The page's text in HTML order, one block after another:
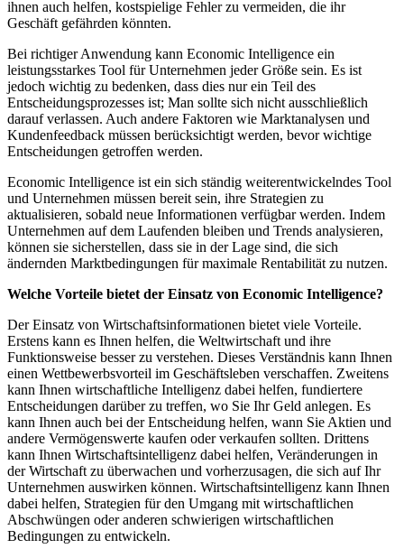
ihnen auch helfen, kostspielige Fehler zu vermeiden, die ihr
Geschäft gefährden könnten.
Bei richtiger Anwendung kann Economic Intelligence ein
leistungsstarkes Tool für Unternehmen jeder Größe sein. Es ist
jedoch wichtig zu bedenken, dass dies nur ein Teil des
Entscheidungsprozesses ist; Man sollte sich nicht ausschließlich
darauf verlassen. Auch andere Faktoren wie Marktanalysen und
Kundenfeedback müssen berücksichtigt werden, bevor wichtige
Entscheidungen getroffen werden.
Economic Intelligence ist ein sich ständig weiterentwickelndes Tool
und Unternehmen müssen bereit sein, ihre Strategien zu
aktualisieren, sobald neue Informationen verfügbar werden. Indem
Unternehmen auf dem Laufenden bleiben und Trends analysieren,
können sie sicherstellen, dass sie in der Lage sind, die sich
ändernden Marktbedingungen für maximale Rentabilität zu nutzen.
Welche Vorteile bietet der Einsatz von Economic Intelligence?
Der Einsatz von Wirtschaftsinformationen bietet viele Vorteile.
Erstens kann es Ihnen helfen, die Weltwirtschaft und ihre
Funktionsweise besser zu verstehen. Dieses Verständnis kann Ihnen
einen Wettbewerbsvorteil im Geschäftsleben verschaffen. Zweitens
kann Ihnen wirtschaftliche Intelligenz dabei helfen, fundiertere
Entscheidungen darüber zu treffen, wo Sie Ihr Geld anlegen. Es
kann Ihnen auch bei der Entscheidung helfen, wann Sie Aktien und
andere Vermögenswerte kaufen oder verkaufen sollten. Drittens
kann Ihnen Wirtschaftsintelligenz dabei helfen, Veränderungen in
der Wirtschaft zu überwachen und vorherzusagen, die sich auf Ihr
Unternehmen auswirken können. Wirtschaftsintelligenz kann Ihnen
dabei helfen, Strategien für den Umgang mit wirtschaftlichen
Abschwüngen oder anderen schwierigen wirtschaftlichen
Bedingungen zu entwickeln.